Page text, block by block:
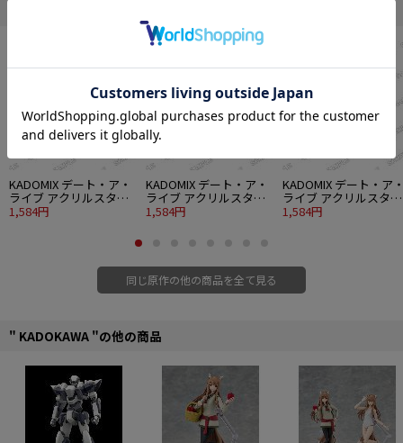
©KADOKAWAファンタジア文庫
©2020 EXNOA LLC イラスト：つなこ
KADOMIX デート・ア・
ライブ アクリルスタン
ド 夜刀神十香 みやま零
1,584円
KADOMIX デート・ア・
ライブ アクリルスタン
ド 夜刀神十香 るろお
1,584円
KADOMIX デート・ア
ライブ アクリルスタン
ド 時崎狂三 むにんし
1,584円
同じ原作の他の商品を全て見る
" KADOKAWA "の他の商品